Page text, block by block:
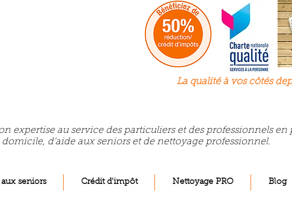
La qualité à voscôtés
expertise au service des particuliers et des professionnels en
d’aide aux seniors et de nettoyage professionnel.
seniors Crédit d'impôt Nettoyage PRO Blog